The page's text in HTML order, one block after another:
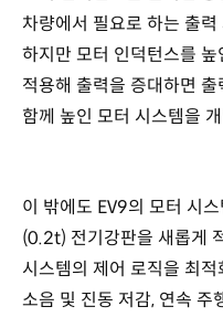
차량에서 필요로 하는 출
하지만 모터 인덕턴스를
적용해 출력을 증대하면
함께 높인 모터 시스템을
이 밖에도 EV9의 모터 시
(0.2t) 전기강판을 새롭게
시스템의 제어 로직을 최
소음 및 진동 저감, 연속 주